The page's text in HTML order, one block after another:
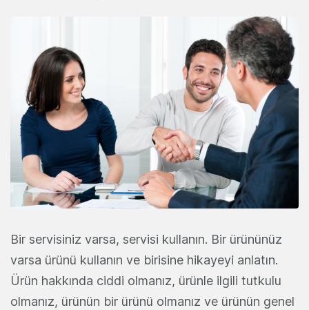
Bir servisiniz varsa, servisi kullanın. Bir ürününüz
varsa ürünü kullanın ve birisine hikayeyi anlatın.
Ürün hakkında ciddi olmanız, ürünle ilgili tutkulu
olmanız, ürünün bir ürünü olmanız ve ürünün genel